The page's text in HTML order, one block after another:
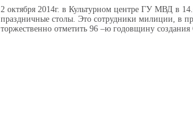
2 октября 2014г. в Культурном центре ГУ МВД в
праздничные столы. Это сотрудники милиции, в
торжественно отметить 96 –ю годовщину